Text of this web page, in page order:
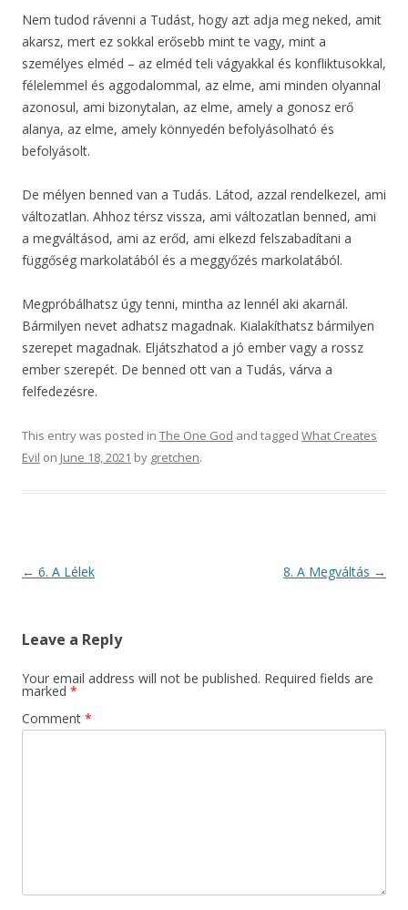
Nem tudod rávenni a Tudást, hogy azt adja meg neked, amit
akarsz, mert ez sokkal erősebb mint te vagy, mint a
személyes elméd – az elméd teli vágyakkal és konfliktusokkal,
félelemmel és aggodalommal, az elme, ami minden olyannal
azonosul, ami bizonytalan, az elme, amely a gonosz erő
alanya, az elme, amely könnyedén befolyásolható és
befolyásolt.
De mélyen benned van a Tudás. Látod, azzal rendelkezel, ami
változatlan. Ahhoz térsz vissza, ami változatlan benned, ami
a megváltásod, ami az erőd, ami elkezd felszabadítani a
függőség markolatából és a meggyőzés markolatából.
Megpróbálhatsz úgy tenni, mintha az lennél aki akarnál.
Bármilyen nevet adhatsz magadnak. Kialakíthatsz bármilyen
szerepet magadnak. Eljátszhatod a jó ember vagy a rossz
ember szerepét. De benned ott van a Tudás, várva a
felfedezésre.
This entry was posted in The One God and tagged What Creates
Evil on June 18, 2021 by gretchen.
Post
← 6. A Lélek 8. A Megváltás →
Leave a Reply
Your email address will not be published. Required fields are
marked *
Comment *